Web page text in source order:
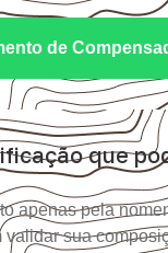
de
que
apenas pela
validar sua